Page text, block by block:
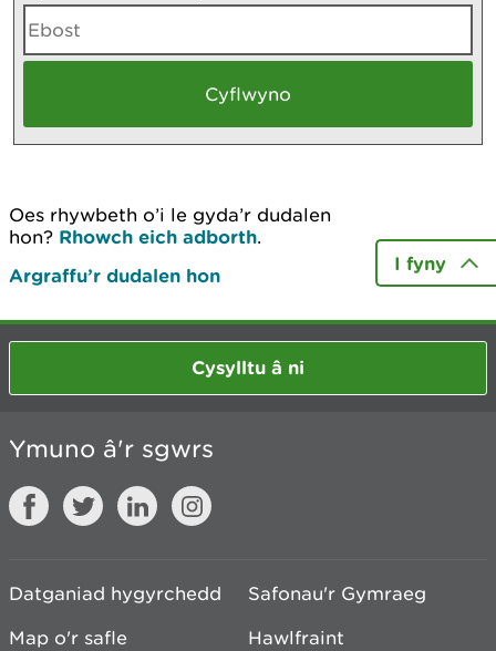
Oes rhywbeth o’i le gyda’r dudalen
hon? Rhowch eich adborth.
Argraffu’r dudalen hon
I fyny
Cysylltu â ni
Ymuno â'r sgwrs
Datganiad hygyrchedd
Safonau'r Gymraeg
Map o'r safle
Hawlfraint